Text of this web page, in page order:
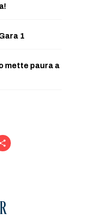
1
mette paura a